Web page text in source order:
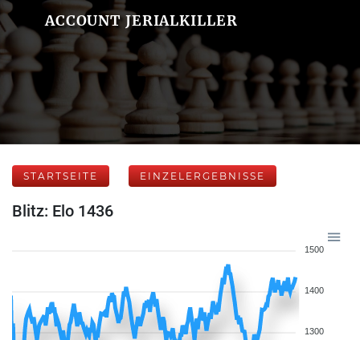
ACCOUNT JERIALKILLER
STARTSEITE EINZELERGEBNISSE
Blitz: Elo 1436
1500
1400
1300